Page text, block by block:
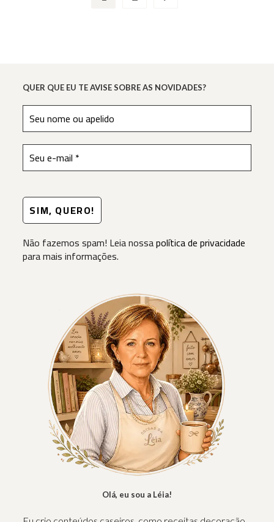
QUER QUE EU TE AVISE SOBRE AS NOVIDADES?
Não fazemos spam! Leia nossapolítica de privacidade
para mais informações.
Olá, eu sou a Léia!